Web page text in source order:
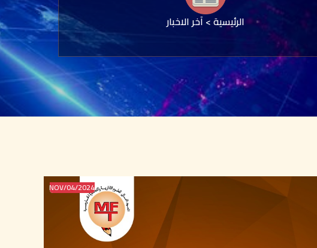
الرئيسية>آخر الاخبار
2024/NOV/04